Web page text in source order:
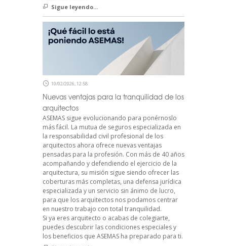
Sigue leyendo...
10/02/2026, 12:58
Nuevas ventajas para la tranquilidad de los
arquitectos
ASEMAS sigue evolucionando para ponérnoslo
más fácil. La mutua de seguros especializada en
la responsabilidad civil profesional de los
arquitectos ahora ofrece nuevas ventajas
pensadas para la profesión. Con más de 40 años
acompañando y defendiendo el ejercicio de la
arquitectura, su misión sigue siendo ofrecer las
coberturas más completas, una defensa jurídica
especializada y un servicio sin ánimo de lucro,
para que los arquitectos nos podamos centrar
en nuestro trabajo con total tranquilidad.
Si ya eres arquitecto o acabas de colegiarte,
puedes descubrir las condiciones especiales y
los beneficios que ASEMAS ha preparado para ti.